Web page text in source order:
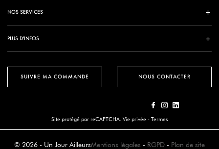
SUIVRE MA COMMANDE
NOS SERVICES
PLUS D'INFOS
NOUS CONTACTER
Site protégé par reCAPTCHA. Vie privée - Termes
© 2026 - Un Jour AilleursMentions légales - RGPD - Plan de site